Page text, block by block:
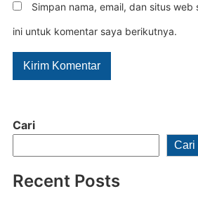
Cari
Cari
Recent Posts
Simpan nama, email, dan situs
ini untuk komentar saya berikutnya.